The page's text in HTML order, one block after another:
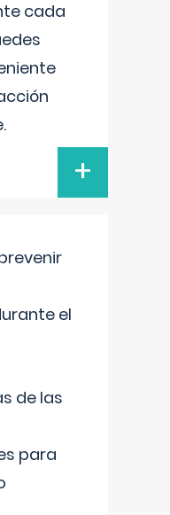
cada
+
el
de las
para